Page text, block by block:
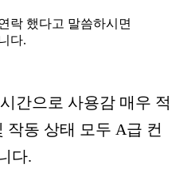
락 했다고 말씀하시면
다.
간으로 사용감 매우 적
작동 상태 모두 A급 컨
다.